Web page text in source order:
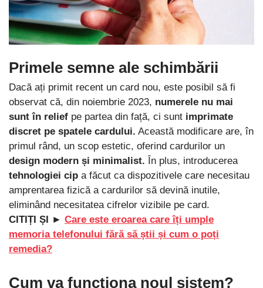
Primele semne ale schimbării
Dacă ați primit recent un card nou, este posibil să fi
observat că, din noiembrie 2023, numerele nu mai
sunt în relief pe partea din față, ci sunt imprimate
discret pe spatele cardului. Această modificare are, în
primul rând, un scop estetic, oferind cardurilor un
design modern și minimalist.
În plus, introducerea
tehnologiei cip a făcut ca dispozitivele care necesitau
amprentarea fizică a cardurilor să devină inutile,
eliminând necesitatea cifrelor vizibile pe card.
CITIȚI ȘI ► Care este eroarea care îți umple
memoria telefonului fără să știi și cum o poți
remedia?
Cum va funcționa noul sistem?